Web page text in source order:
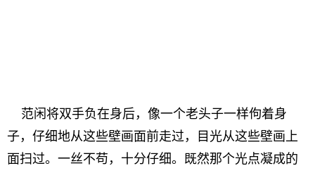
范闲将双手负在身后，像一个老头子一样佝着身
子，仔细地从这些壁画面前走过，目光从这些壁画上
面扫过。一丝不苟，十分仔细。既然那个光点凝成的